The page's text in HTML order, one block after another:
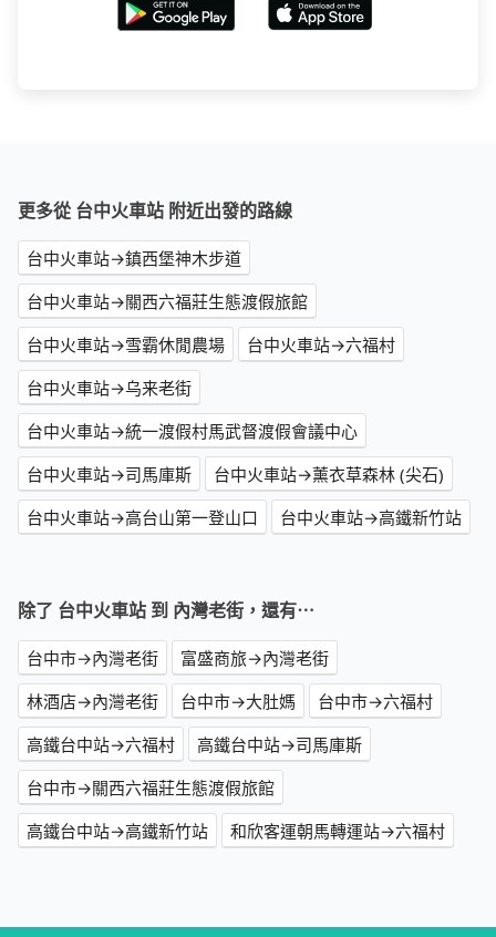
更多從 台中火車站 附近出發的路線
台中火車站→鎮西堡神木步道
台中火車站→關西六福莊生態渡假旅館
台中火車站→雪霸休閒農場
台中火車站→六福村
台中火車站→乌来老街
台中火車站→統一渡假村馬武督渡假會議中心
台中火車站→司馬庫斯
台中火車站→薰衣草森林 (尖石)
台中火車站→高台山第一登山口
台中火車站→高鐵新竹站
除了 台中火車站 到 內灣老街，還有⋯
台中市→內灣老街
富盛商旅→內灣老街
林酒店→內灣老街
台中市→大肚媽
台中市→六福村
高鐵台中站→六福村
高鐵台中站→司馬庫斯
台中市→關西六福莊生態渡假旅館
高鐵台中站→高鐵新竹站
和欣客運朝馬轉運站→六福村